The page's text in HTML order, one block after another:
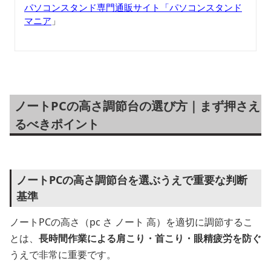
パソコンスタンド専門通販サイト「パソコンスタンド
マニア 」
ノートPCの高さ調節台の選び方｜まず押さえ
るべきポイント
ノートPCの高さ調節台を選ぶうえで重要な判断
基準
ノートPCの高さ（pc さ ノート 高）を適切に調節するこ
とは、 長時間作業による肩こり・首こり・眼精疲労を防ぐ
うえで非常に重要です。